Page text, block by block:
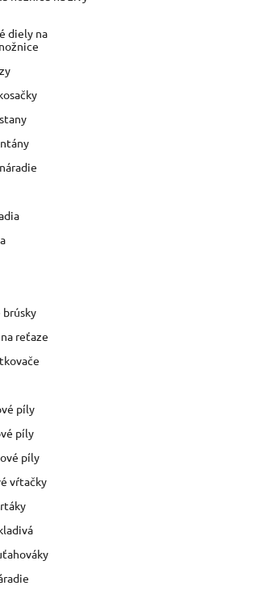
diely na
brúsky
reťaze
píly
píly
píly
vŕtačky